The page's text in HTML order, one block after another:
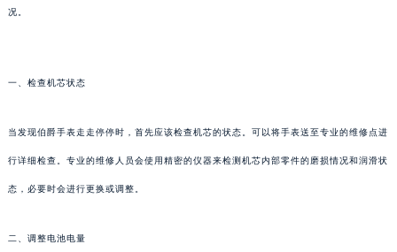
况。
一、检查机芯状态
当发现伯爵手表走走停停时，首先应该检查机芯的状态。可以将手表送至专业的维修点进
行详细检查。专业的维修人员会使用精密的仪器来检测机芯内部零件的磨损情况和润滑状
态，必要时会进行更换或调整。
二、调整电池电量